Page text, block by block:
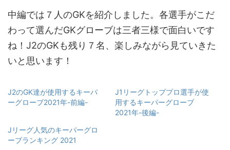
中編では７人のGKを紹介しました。各選手がこだ
わって選んだGKグローブは三者三様で面白いです
ね！J2のGKも残り７名、楽しみながら見ていきた
いと思います！
J2のGK達が使用するキーパ
ーグローブ2021年-前編-
J1リーグトッププロ選手が使
用するキーパーグローブ
2021年-後編-
Jリーグ人気のキーパーグロ
ーブランキング 2021